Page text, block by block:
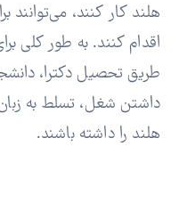
هلند کار کنند، می‌توانند
اقدام کنند. به طور کلی
طریق تحصیل دکترا،
داشتن شغل، تسلط به
هلند را داشته باشند.